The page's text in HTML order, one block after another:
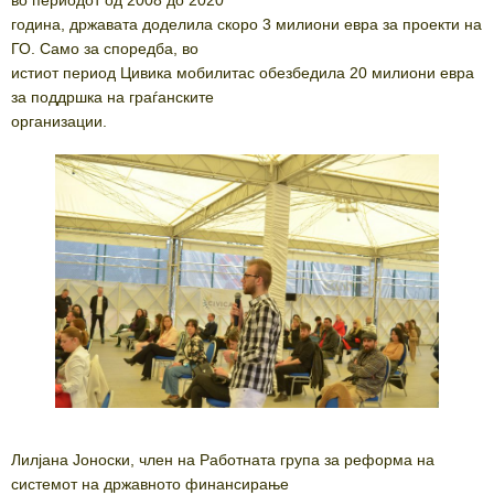
година, државата доделила скоро 3 милиони евра за проекти на
ГО. Само за споредба, во
истиот период Цивика мобилитас обезбедила 20 милиони евра
за поддршка на граѓанските
организации.
Лилјана Јоноски, член на Работната група за реформа на
системот на државното финансирање